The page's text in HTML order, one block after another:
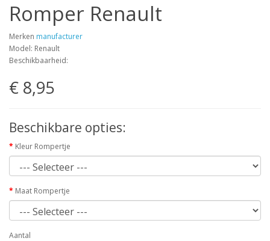
Romper Renault
Merken manufacturer
Model: Renault
Beschikbaarheid:
€ 8,95
Beschikbare opties:
Kleur Rompertje
Maat Rompertje
Aantal